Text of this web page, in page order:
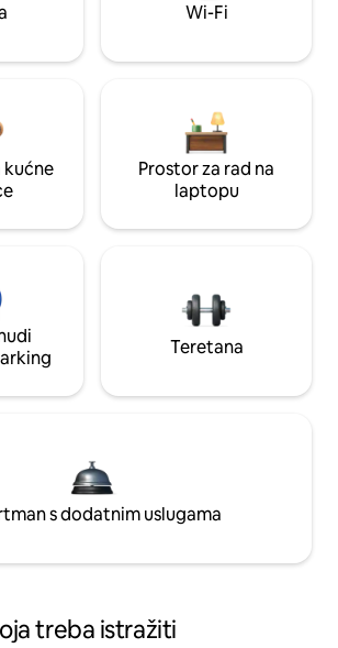
Wi-Fi
kućne
Prostor za rad na
laptopu
Teretana
s dodatnim uslugama
treba istražiti